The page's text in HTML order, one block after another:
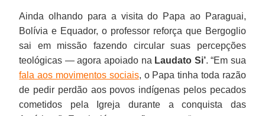
Ainda olhando para a visita do Papa ao Paraguai,
Bolívia e Equador, o professor reforça que Bergoglio
sai em missão fazendo circular suas percepções
teológicas — agora apoiado na Laudato Si’. “Em sua
fala aos movimentos sociais, o Papa tinha toda razão
de pedir perdão aos povos indígenas pelos pecados
cometidos pela Igreja durante a conquista das